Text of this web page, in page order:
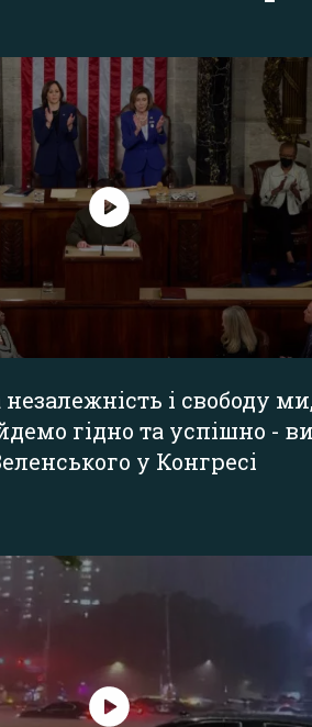
і свободу
гідно та успішно -
у Конгресі